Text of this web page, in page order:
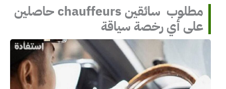
مطلوب سائقين chauffeurs حاصلين
على أي رخصة سياقة